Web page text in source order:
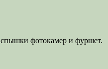
фотокамер и фуршет.